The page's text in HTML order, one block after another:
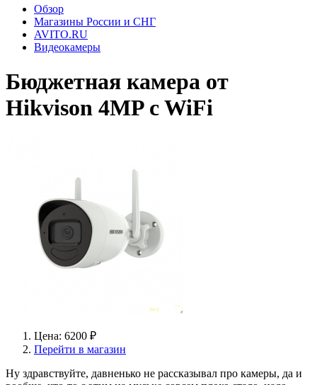
Обзор
Магазины России и СНГ
AVITO.RU
Видеокамеры
Бюджетная камера от
Hikvison 4MP c WiFi
Цена: 6200 ₽
Перейти в магазин
Ну здравствуйте, давненько не рассказывал про камеры, да и